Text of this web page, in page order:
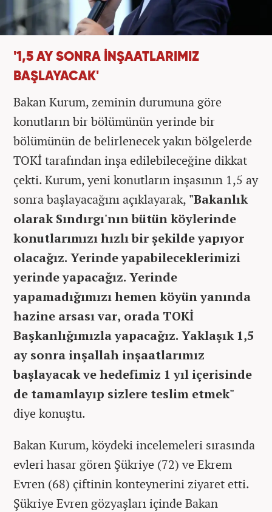
'1,5 AY SONRA İNŞAATLARIMIZ
BAŞLAYACAK'
Bakan Kurum, zeminin durumuna göre
konutların bir bölümünün yerinde bir
bölümünün de belirlenecek yakın bölgelerde
TOKİ tarafından inşa edilebileceğine dikkat
çekti. Kurum, yeni konutların inşasının 1,5 ay
sonra başlayacağını açıklayarak, "Bakanlık
olarak Sındırgı'nın bütün köylerinde
konutlarımızı hızlı bir şekilde yapıyor
olacağız. Yerinde yapabileceklerimizi
yerinde yapacağız. Yerinde
yapamadığımızı hemen köyün yanında
hazine arsası var, orada TOKİ
Başkanlığımızla yapacağız. Yaklaşık 1,5
ay sonra inşallah inşaatlarımız
başlayacak ve hedefimiz 1 yıl içerisinde
de tamamlayıp sizlere teslim etmek"
diye konuştu.
Bakan Kurum, köydeki incelemeleri sırasında
evleri hasar gören Şükriye (72) ve Ekrem
Evren (68) çiftinin konteynerini ziyaret etti.
Şükriye Evren gözyaşları içinde Bakan